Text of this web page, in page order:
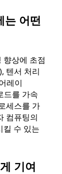
는 어떤
향상에 초점
텐서 처리
레이
드를 가속
세스를 가
컴퓨팅의
킬 수 있는
기여